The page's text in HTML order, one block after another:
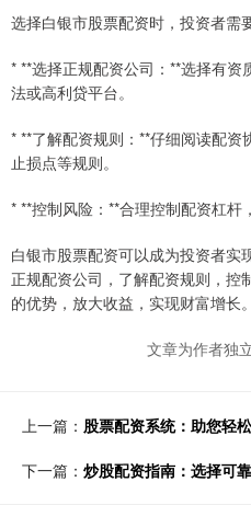
选择白银市股票配资时，投资者需
* **选择正规配资公司：**选择有
法或高利贷平台。
* **了解配资规则：**仔细阅读配资
止损点等规则。
* **控制风险：**合理控制配资杠杆
白银市股票配资可以成为投资者实
正规配资公司，了解配资规则，控
的优势，放大收益，实现财富增长。
文章为作者独
上一篇： 股票配资系统：助您轻
下一篇： 炒股配资指南：选择可